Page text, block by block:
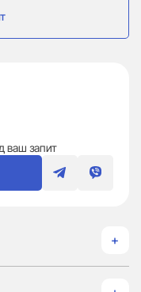
ваш запит